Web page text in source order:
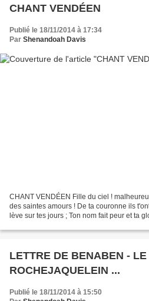
CHANT VENDÉEN
Publié le 18/11/2014 à 17:34
Par Shenandoah Davis
CHANT VENDÉEN Fille du ciel !
des saintes amours ! De ta couronne ils
lève sur tes jours ; Ton nom fait peur et ta
LETTRE DE BENABEN - LE CHAPEAU DE LA
ROCHEJAQUELEIN ...
Publié le 18/11/2014 à 15:50